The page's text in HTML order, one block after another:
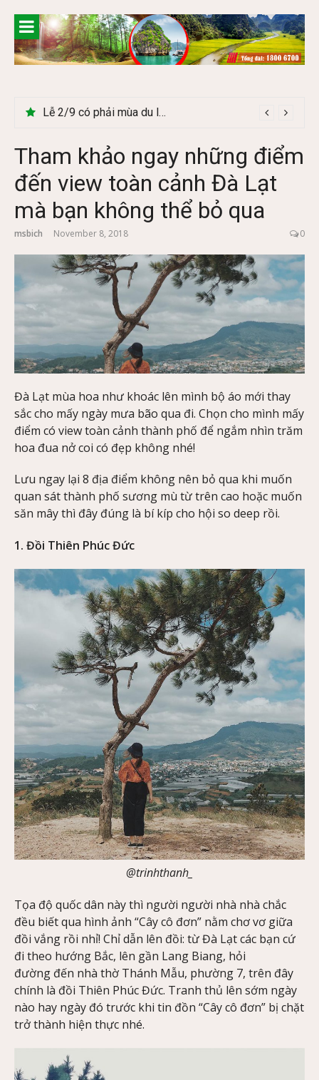
content
Lễ 2/9 có phải mùa du lịch Hà Giang đẹp không?
Cây Ráy khổng lồ tại vườn Quốc gia Cúc Phương
Tham khảo ngay những điểm
đến view toàn cảnh Đà Lạt
mà bạn không thể bỏ qua
msbich November 8, 2018 0
Đà Lạt mùa hoa như khoác lên mình bộ áo mới thay
sắc cho mấy ngày mưa bão qua đi. Chọn cho mình mấy
điểm có view toàn cảnh thành phố để ngắm nhìn trăm
hoa đua nở coi có đẹp không nhé!
Lưu ngay lại 8 địa điểm không nên bỏ qua khi muốn
quan sát thành phố sương mù từ trên cao hoặc muốn
săn mây thì đây đúng là bí kíp cho hội so deep rồi.
1. Đồi Thiên Phúc Đức
@trinhthanh_
Tọa độ quốc dân này thì người người nhà nhà chắc
đều biết qua hình ảnh “Cây cô đơn” nằm chơ vơ giữa
đồi vắng rồi nhỉ! Chỉ dẫn lên đồi: từ Đà Lạt các bạn cứ
đi theo hướng Bắc, lên gần Lang Biang, hỏi
đường đến nhà thờ Thánh Mẫu, phường 7, trên đây
chính là đồi Thiên Phúc Đức. Tranh thủ lên sớm ngày
nào hay ngày đó trước khi tin đồn “Cây cô đơn” bị chặt
trở thành hiện thực nhé.